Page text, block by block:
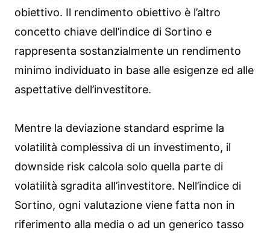
obiettivo. Il rendimento obiettivo è l’altro
concetto chiave dell’indice di Sortino e
rappresenta sostanzialmente un rendimento
minimo individuato in base alle esigenze ed alle
aspettative dell’investitore.
Mentre la deviazione standard esprime la
volatilità complessiva di un investimento, il
downside risk calcola solo quella parte di
volatilità sgradita all’investitore. Nell’indice di
Sortino, ogni valutazione viene fatta non in
riferimento alla media o ad un generico tasso